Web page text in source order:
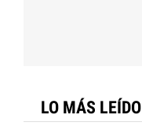
LO MÁS LEÍDO